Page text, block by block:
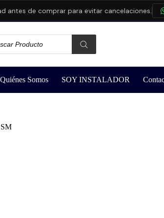
de comprar para evitar cancelaciones.
Quiénes Somos SOY INSTALADOR